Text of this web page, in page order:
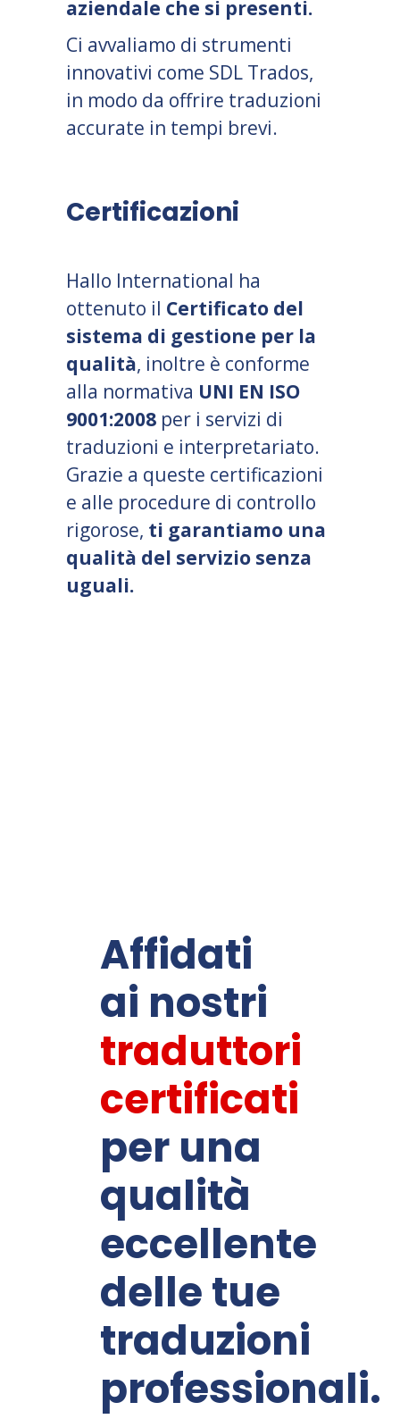
aziendale che si presenti.
Ci avvaliamo di strumenti
innovativi come SDL Trados,
in modo da offrire traduzioni
accurate in tempi brevi.
Certificazioni
Hallo International ha
ottenuto il Certificato del
sistema di gestione per la
qualità, inoltre è conforme
alla normativa UNI EN ISO
9001:2008 per i servizi di
traduzioni e interpretariato.
Grazie a queste certificazioni
e alle procedure di controllo
rigorose, ti garantiamo una
qualità del servizio senza
uguali.
Affidati
ai nostri
traduttori
certificati
per una
qualità
eccellente
delle tue
traduzioni
professionali.